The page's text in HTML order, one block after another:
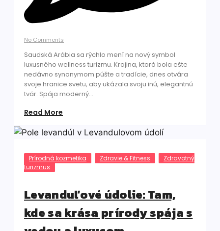
No Comments
Saudská Arábia sa rýchlo mení na nový symbol
luxusného wellness turizmu. Krajina, ktorá bola ešte
nedávno synonymom púšte a tradície, dnes otvára
svoje hranice svetu, aby ukázala svoju inú, elegantnú
tvár. Spája moderný...
Read More
Prírodná kozmetika Zdravie & Fitness
Zdravotný
turizmus
Levanduľové údolie: Tam,
kde sa krása prírody spája s